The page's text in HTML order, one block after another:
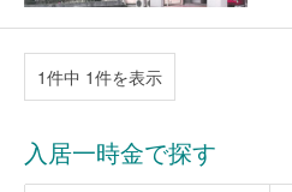
1件中 1件を表示
入居一時金で探す